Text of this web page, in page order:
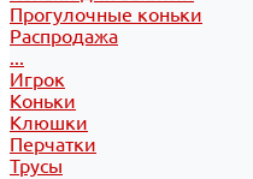
Прогулочные коньки
Распродажа
...
Игрок
Коньки
Клюшки
Перчатки
Трусы